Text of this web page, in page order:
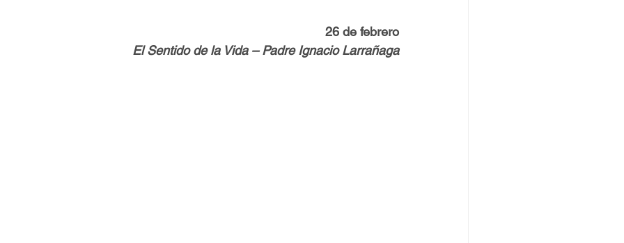
26 de febrero
El Sentido de la Vida – Padre Ignacio Larrañaga